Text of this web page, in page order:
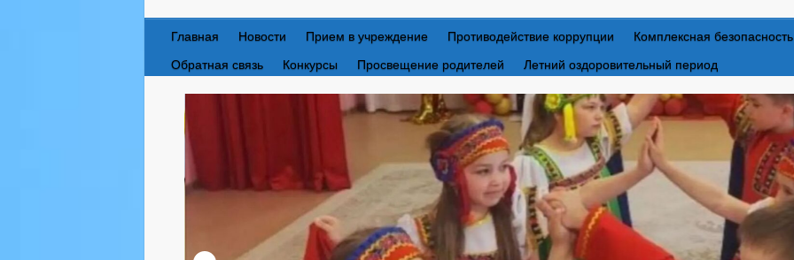
Главная Новости Прием в учреждение Противодействие коррупции Комплексная безопасность
Обратная связь
Конкурсы Просвещение родителей Летний оздоровительный период